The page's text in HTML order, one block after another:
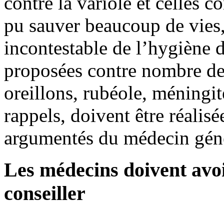
pu sauver beaucoup de
incontestable de l’hygiène
proposées contre nombre
oreillons, rubéole,
rappels, doivent être
argumentés du médecin
Les médecins doivent
conseiller